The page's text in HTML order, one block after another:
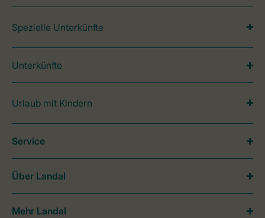
Spezielle Unterkünfte
Unterkünfte
Urlaub mit Kindern
Service
Über Landal
Mehr Landal